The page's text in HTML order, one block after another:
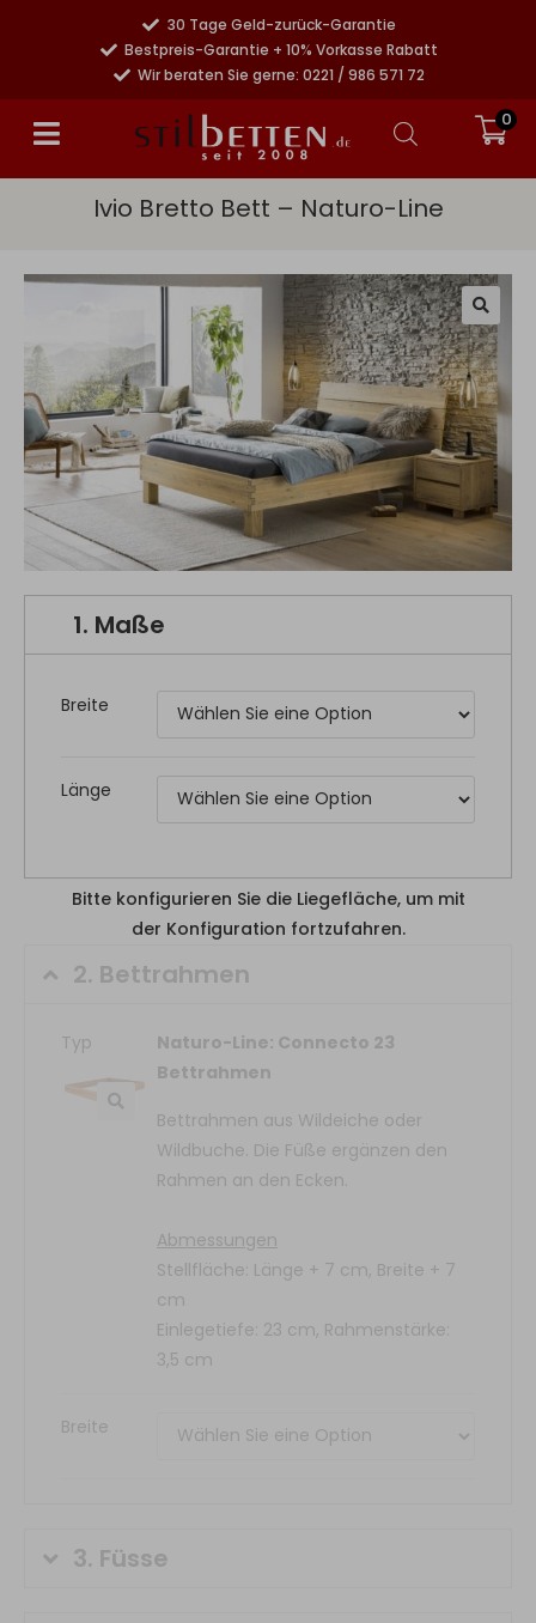
30 Tage Geld-zurück-Garantie
Bestpreis-Garantie + 10% Vorkasse Rabatt
Wir beraten Sie gerne: 0221 / 986 571 72
0
Ivio Bretto Bett – Naturo-Line
1. Maße
Breite
Länge
2. Bettrahmen
Typ
Naturo-Line: Connecto 23
Bettrahmen
Bettrahmen aus Wildeiche oder
Wildbuche. Die Füße ergänzen den
Rahmen an den Ecken.
Abmessungen
Stellfläche: Länge + 7 cm, Breite + 7
cm
Einlegetiefe: 23 cm, Rahmenstärke:
3,5 cm
Breite
3. Füsse
Bitte konfigurieren Sie die Liegefläche, um mit
der Konfiguration fortzufahren.